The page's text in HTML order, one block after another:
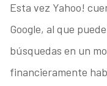
Esta vez Yahoo!
Google, al que
búsquedas en un
financieramente